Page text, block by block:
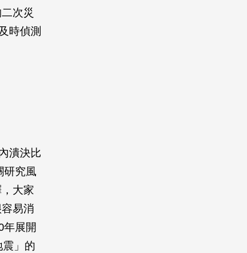
次災
時偵測
潰決比
研究風
大家
易消
年展開
」的